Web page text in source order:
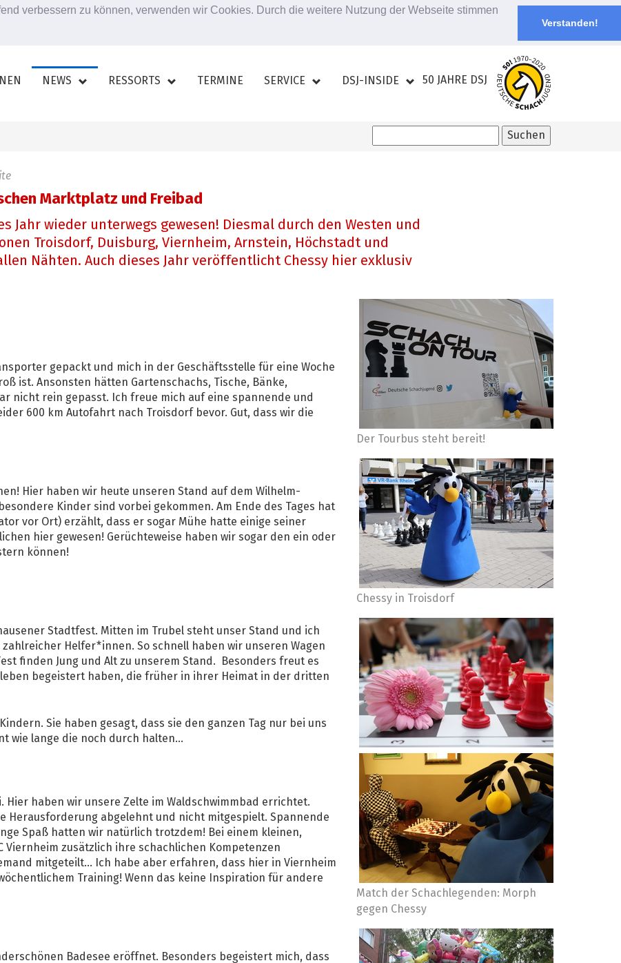
verbessern zu können, verwenden wir Cookies. Durch die weitere Nutzung der Webseite stimmen
Verstanden!
NEWS RESSORTS TERMINE SERVICE DSJ-INSIDE 50 JAHRE DSJ
Marktplatz und Freibad
Jahr wieder unterwegs gewesen! Diesmal durch den Westen und
Troisdorf, Duisburg, Viernheim, Arnstein, Höchstadt und
Nähten. Auch dieses Jahr veröffentlicht Chessy hier exklusiv
Der Tourbus steht bereit!
Chessy in Troisdorf
Match der Schachlegenden: Morph
gegen Chessy
gepackt und mich in der Geschäftsstelle für eine Woche
ist. Ansonsten hätten Gartenschachs, Tische, Bänke,
nicht rein gepasst. Ich freue mich auf eine spannende und
600 km Autofahrt nach Troisdorf bevor. Gut, dass wir die
Hier haben wir heute unseren Stand auf dem Wilhelm-
Kinder sind vorbei gekommen. Am Ende des Tages hat
vor Ort) erzählt, dass er sogar Mühe hatte einige seiner
hier gewesen! Gerüchteweise haben wir sogar den ein oder
können!
Stadtfest. Mitten im Trubel steht unser Stand und ich
Helfer*innen. So schnell haben wir unseren Wagen
finden Jung und Alt zu unserem Stand. Besonders freut es
begeistert haben, die früher in ihrer Heimat in der dritten
Sie haben gesagt, dass sie den ganzen Tag nur bei uns
wie lange die noch durch halten...
Hier haben wir unsere Zelte im Waldschwimmbad errichtet.
Herausforderung abgelehnt und nicht mitgespielt. Spannende
Spaß hatten wir natürlich trotzdem! Bei einem kleinen,
Viernheim zusätzlich ihre schachlichen Kompetenzen
mitgeteilt... Ich habe aber erfahren, dass hier in Viernheim
Training! Wenn das keine Inspiration für andere
Badesee eröffnet. Besonders begeistert mich, dass